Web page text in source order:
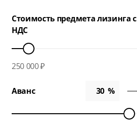
Стоимость предмета лизинга с
НДС
250 000 ₽
Аванс